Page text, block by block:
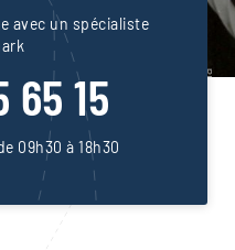
avec un spécialiste
65 15
09h30 à 18h30